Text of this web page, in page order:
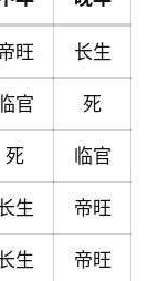
旺 长生
官 死
死 临官
生 帝旺
生 帝旺